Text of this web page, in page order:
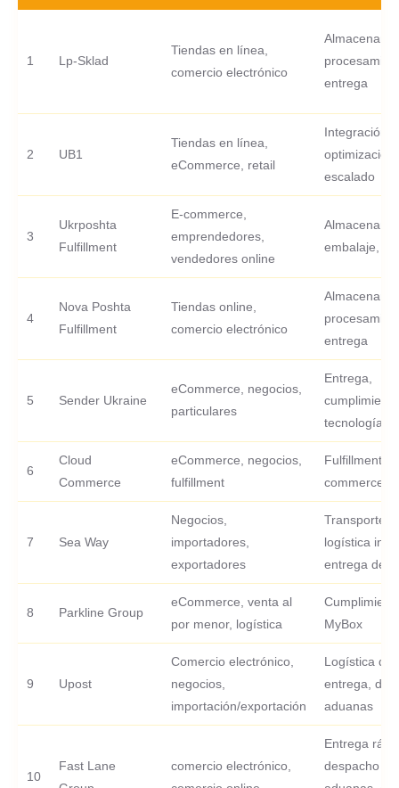
1 Lp-Sklad
Tiendas en línea,
comercio electrónico
entrega
2 UB1
Tiendas en línea,
eCommerce, retail
Integración,
optimización,
escalado
3
Ukrposhta
Fulfillment
E-commerce,
emprendedores,
vendedores online
embalaje,
4
Nova Poshta
Fulfillment
Tiendas online,
comercio electrónico
entrega
5 Sender Ukraine
eCommerce, negocios,
particulares
Entrega,
tecnologías
6
Cloud
Commerce
eCommerce, negocios,
fulfillment
Fulfillment,
commerce,
7 Sea Way
Negocios,
importadores,
exportadores
Transporte
logística
entrega de
8 Parkline Group
eCommerce, venta al
por menor, logística
MyBox
9 Upost
Comercio electrónico,
negocios,
importación/exportación
Logística de
entrega,
aduanas
10
Fast Lane
comercio electrónico,
Entrega
despacho de